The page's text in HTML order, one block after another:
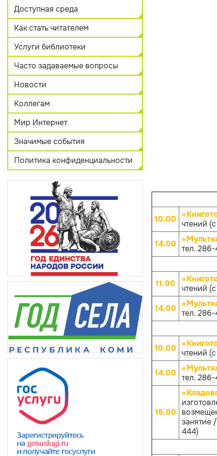
Доступная среда
Как стать читателем
Услуги библиотеки
Часто задаваемые вопросы
Новости
Коллегам
Мир Интернет
Значимые события
Политика конфиденциальности
10.00 чтений
14.00 тел.
11.00
чтений
14.00 тел.
10.00 чтений
14.00 тел.
15.00
занятие
444)